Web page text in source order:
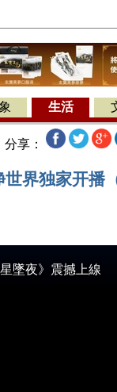
生活
享：
界独家开播